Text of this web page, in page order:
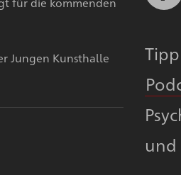
Jungen Kunsthalle
und